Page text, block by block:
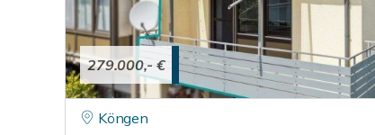
279.000,- €
Köngen